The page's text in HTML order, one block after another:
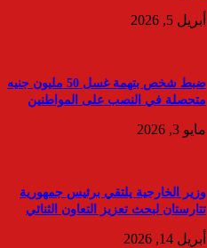
أبريل 5, 2026
ضبط شخص بتهمة غسل 50 مليون جنيه
متحصلة في النصب على المواطنين
مايو 3, 2026
وزير الخارجية يلتقي برئيس جمهورية
تتارستان لبحث تعزيز التعاون الثنائي
أبريل 14, 2026